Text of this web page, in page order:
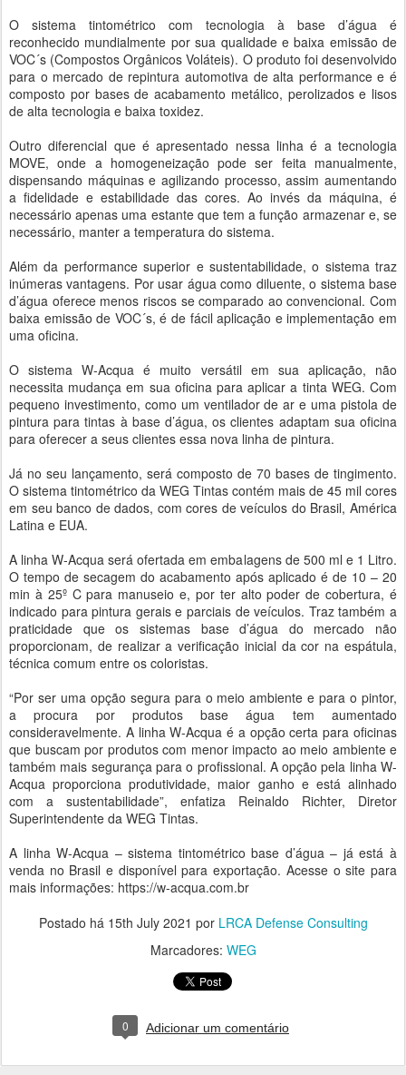
O sistema tintométrico com tecnologia à base d’água é
reconhecido mundialmente por sua qualidade e baixa emissão de
VOC´s (Compostos Orgânicos Voláteis). O produto foi desenvolvido
para o mercado de repintura automotiva de alta performance e é
composto por bases de acabamento metálico, perolizados e lisos
de alta tecnologia e baixa toxidez.
Outro diferencial que é apresentado nessa linha é a tecnologia
MOVE, onde a homogeneização pode ser feita manualmente,
dispensando máquinas e agilizando processo, assim aumentando
a fidelidade e estabilidade das cores. Ao invés da máquina, é
necessário apenas uma estante que tem a função armazenar e, se
necessário, manter a temperatura do sistema.
Além da performance superior e sustentabilidade, o sistema traz
inúmeras vantagens. Por usar água como diluente, o sistema base
d’água oferece menos riscos se comparado ao convencional. Com
baixa emissão de VOC´s, é de fácil aplicação e implementação em
uma oficina.
O sistema W-Acqua é muito versátil em sua aplicação, não
necessita mudança em sua oficina para aplicar a tinta WEG. Com
pequeno investimento, como um ventilador de ar e uma pistola de
pintura para tintas à base d’água, os clientes adaptam sua oficina
para oferecer a seus clientes essa nova linha de pintura.
Já no seu lançamento, será composto de 70 bases de tingimento.
O sistema tintométrico da WEG Tintas contém mais de 45 mil cores
em seu banco de dados, com cores de veículos do Brasil, América
Latina e EUA.
A linha W-Acqua será ofertada em embalagens de 500 ml e 1 Litro.
O tempo de secagem do acabamento após aplicado é de 10 – 20
min à 25º C para manuseio e, por ter alto poder de cobertura, é
indicado para pintura gerais e parciais de veículos. Traz também a
praticidade que os sistemas base d’água do mercado não
proporcionam, de realizar a verificação inicial da cor na espátula,
técnica comum entre os coloristas.
“Por ser uma opção segura para o meio ambiente e para o pintor,
a procura por produtos base água tem aumentado
consideravelmente. A linha W-Acqua é a opção certa para oficinas
que buscam por produtos com menor impacto ao meio ambiente e
também mais segurança para o profissional. A opção pela linha W-
Acqua proporciona produtividade, maior ganho e está alinhado
com a sustentabilidade”, enfatiza Reinaldo Richter, Diretor
Superintendente da WEG Tintas.
A linha W-Acqua – sistema tintométrico base d’água – já está à
venda no Brasil e disponível para exportação. Acesse o site para
mais informações: https://w-acqua.com.br
Postado há 15th July 2021 por LRCA Defense Consulting
Marcadores: WEG
0 Adicionar um comentário